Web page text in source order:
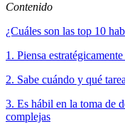
Contenido
¿Cuáles son las top 10
1. Piensa
2. Sabe cuándo y qué
3. Es hábil en la toma de
complejas